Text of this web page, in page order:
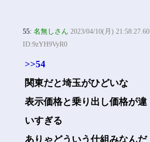
55:名無しさん 2023/04/10(月) 21:58:27.60
ID:9zYH9VyR0
>>54
関東だと埼玉がひどいな
表示価格と乗り出し価格が違
いすぎる
ありゃどういう仕組みなんだ